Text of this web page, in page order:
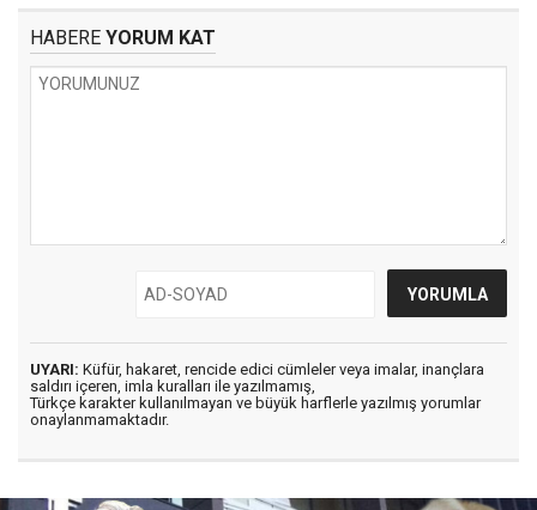
HABERE YORUM KAT
UYARI: Küfür, hakaret, rencide edici cümleler veya imalar, inançlara
saldırı içeren, imla kuralları ile yazılmamış,
Türkçe karakter kullanılmayan ve büyük harflerle yazılmış yorumlar
onaylanmamaktadır.